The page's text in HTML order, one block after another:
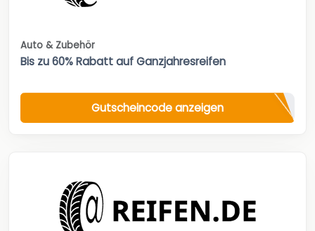
Auto & Zubehör
Bis zu 60% Rabatt auf Ganzjahresreifen
Gutscheincode anzeigen